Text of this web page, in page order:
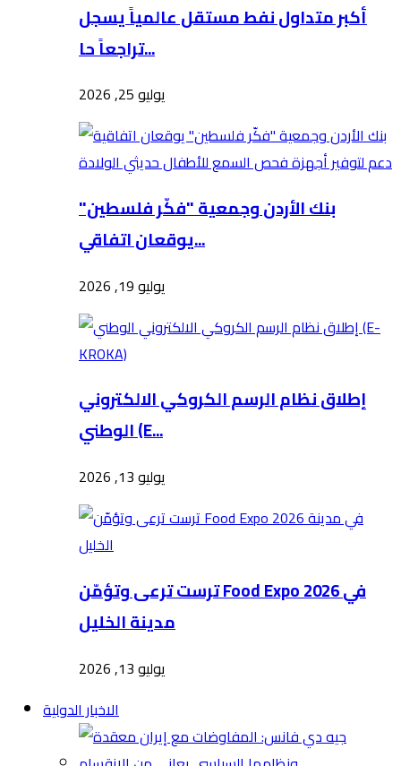
أكبر متداول نفط مستقل عالمياً يسجل
تراجعاً حا...
يوليو 25, 2026
بنك الأردن وجمعية "فكّر فلسطين"
يوقعان اتفاقي...
يوليو 19, 2026
إطلاق نظام الرسم الكروكي الالكتروني
الوطني (E...
يوليو 13, 2026
ترست ترعى وتؤمّن Food Expo 2026 في
مدينة الخليل
يوليو 13, 2026
الاخبار الدولية